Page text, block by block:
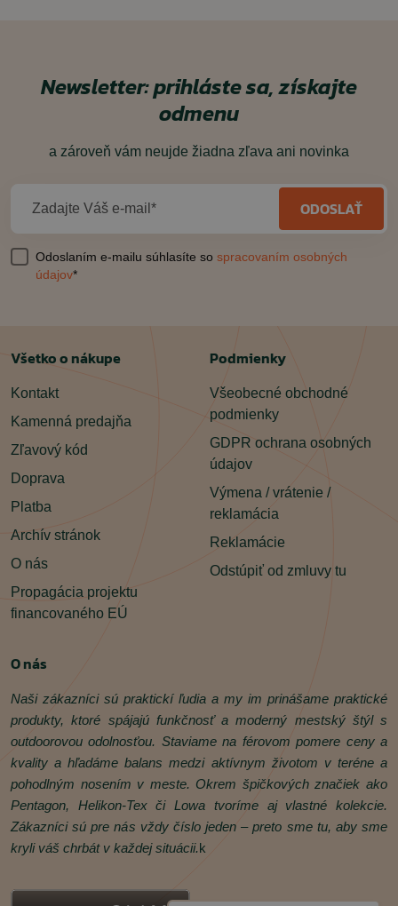
Newsletter: prihláste sa, získajte
odmenu
a zároveň vám neujde žiadna zľava ani novinka
Zadajte Váš e-mail* ODOSLAŤ
Odoslaním e-mailu súhlasíte so spracovaním osobných
údajov*
Všetko o nákupe
Kontakt
Kamenná predajňa
Zľavový kód
Doprava
Platba
Archív stránok
O nás
Propagácia projektu
financovaného EÚ
Podmienky
Všeobecné obchodné
podmienky
GDPR ochrana osobných
údajov
Výmena / vrátenie /
reklamácia
Reklamácie
Odstúpiť od zmluvy tu
O nás
Naši zákazníci sú praktickí ľudia a my im prinášame praktické
produkty, ktoré spájajú funkčnosť a moderný mestský štýl s
outdoorovou odolnosťou. Staviame na férovom pomere ceny a
kvality a hľadáme balans medzi aktívnym životom v teréne a
pohodlným nosením v meste. Okrem špičkových značiek ako
Pentagon, Helikon‑Tex či Lowa tvoríme aj vlastné kolekcie.
Zákazníci sú pre nás vždy číslo jeden – preto sme tu, aby sme
kryli váš chrbát v každej situácii.k